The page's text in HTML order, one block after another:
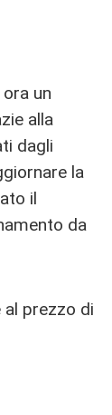
un
alla
dagli
la
il
da
al prezzo di